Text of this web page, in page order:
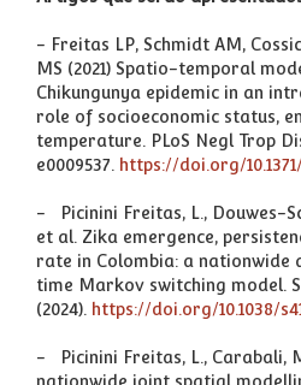
- Freitas LP, Schmidt AM,
MS (2021) Spatio-temporal
Chikungunya epidemic in an
role of socioeconomic status,
temperature. PLoS Negl Trop
e0009537. https://doi.org/
- Picinini Freitas, L., Douwes-
et al. Zika emergence,
rate in Colombia: a nationwide
time Markov switching model.
(2024). https://doi.org/10.1038/
- Picinini Freitas, L., Carabali,
nationwide joint spatial